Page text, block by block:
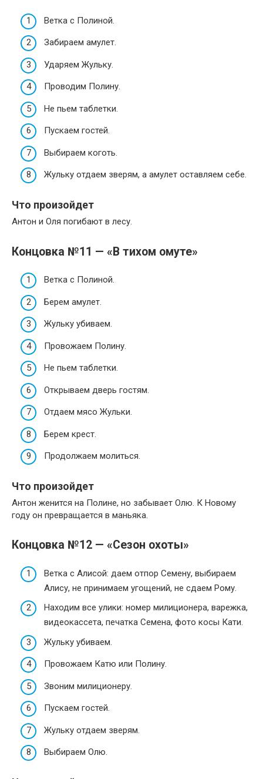
Ветка с Полиной.
Забираем амулет.
Ударяем Жульку.
Проводим Полину.
Не пьем таблетки.
Пускаем гостей.
Выбираем коготь.
Жульку отдаем зверям, а амулет оставляем себе.
Что произойдет
Антон и Оля погибают в лесу.
Концовка №11 — «В тихом омуте»
Ветка с Полиной.
Берем амулет.
Жульку убиваем.
Провожаем Полину.
Не пьем таблетки.
Открываем дверь гостям.
Отдаем мясо Жульки.
Берем крест.
Продолжаем молиться.
Что произойдет
Антон женится на Полине, но забывает Олю. К Новому
году он превращается в маньяка.
Концовка №12 — «Сезон охоты»
Ветка с Алисой: даем отпор Семену, выбираем
Алису, не принимаем угощений, не сдаем Рому.
Находим все улики: номер милиционера, варежка,
видеокассета, печатка Семена, фото косы Кати.
Жульку убиваем.
Провожаем Катю или Полину.
Звоним милиционеру.
Пускаем гостей.
Жульку отдаем зверям.
Выбираем Олю.